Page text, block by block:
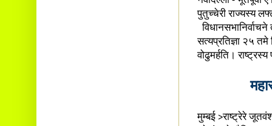
पुतुच्चेरी राज्यस्य
सत्यप्रतिज्ञा २५ तमे
वोढुमर्हति।
मुम्बई >राष्ट्रेरे